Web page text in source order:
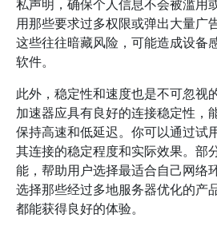
私声明，确保个人信息不会被滥用
用那些要求过多权限或弹出大量广
这些往往暗藏风险，可能造成设备
软件。
此外，稳定性和速度也是不可忽视
加速器应具有良好的连接稳定性，
保持高速和低延迟。你可以通过试
其连接的稳定程度和实际效果。部
能，帮助用户选择最适合自己网络
选择那些经过多地服务器优化的产
都能获得良好的体验。